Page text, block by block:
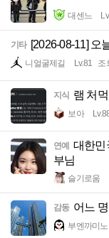
대센느
기타 [2026-08-11] 오
니얼굴제길 Lv.81 조
지식 램 처
보아
연예
대한민
부님
슬기로움
감동 어느
부엔까미노